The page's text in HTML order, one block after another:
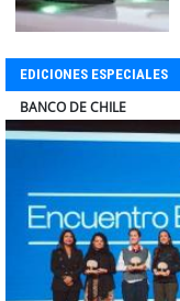
EDICIONES ESPECIALES
ELECTROLUX